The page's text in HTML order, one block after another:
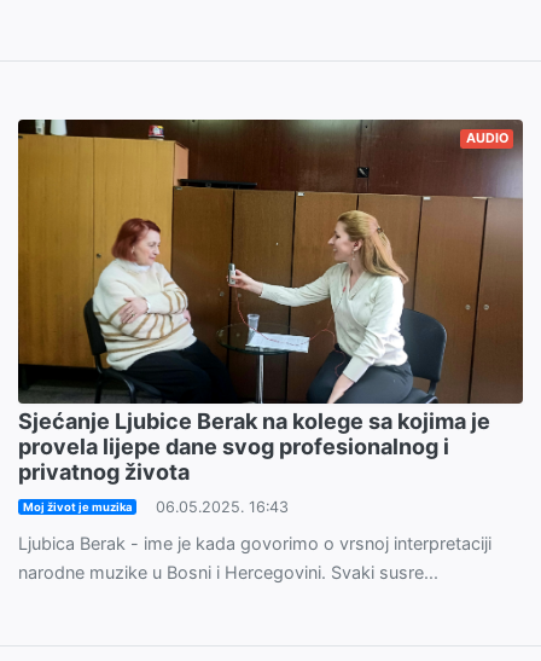
AUDIO
Sjećanje Ljubice Berak na kolege sa kojima je
provela lijepe dane svog profesionalnog i
privatnog života
Moj život je muzika 06.05.2025. 16:43
Ljubica Berak - ime je kada govorimo o vrsnoj interpretaciji
narodne muzike u Bosni i Hercegovini. Svaki susre...